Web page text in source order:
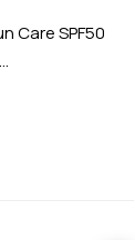
Care SPF50